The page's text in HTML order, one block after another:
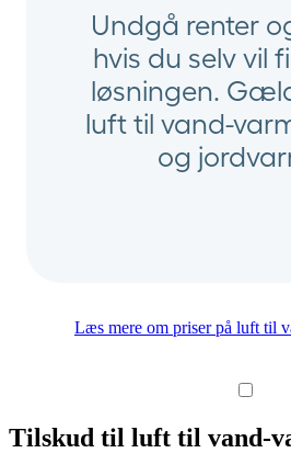
Undgå renter
hvis du selv vil
løsningen.
luft til vand-
og
Læs mere om priser på luft til
Tilskud til luft til vand-